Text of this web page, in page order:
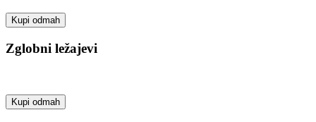
Kupi odmah
Zglobni ležajevi
Kupi odmah